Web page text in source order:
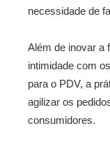
necessidade de
Além de inovar a
intimidade com
para o PDV, a
agilizar os
consumidores.